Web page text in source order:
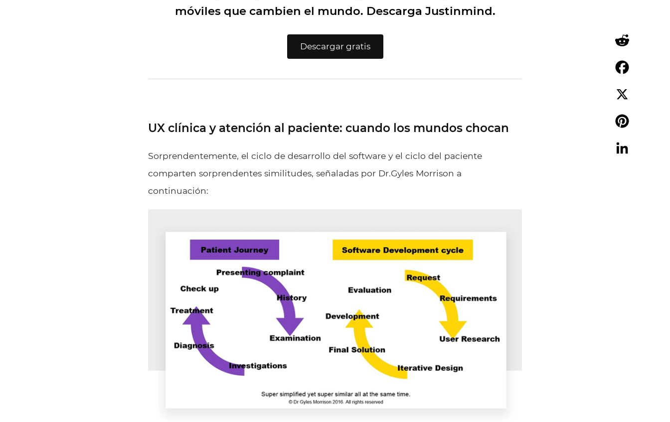
móviles que cambien el mundo. Descarga Justinmind.
Descargar gratis
UX clínica y atención al paciente: cuando los mundos chocan
Sorprendentemente, el ciclo de desarrollo del software y el ciclo del paciente
comparten sorprendentes similitudes, señaladas por Dr.Gyles Morrison a
continuación: